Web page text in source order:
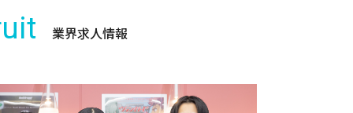
業界求人情報